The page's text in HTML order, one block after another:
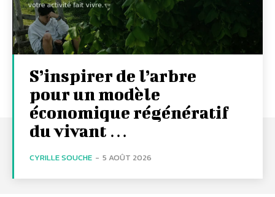
S’inspirer de l’arbre
pour un modèle
économique régénératif
du vivant …
CYRILLE SOUCHE - 5 AOÛT 2026